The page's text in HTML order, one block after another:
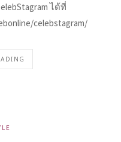
ได้ที่
celebstagram/